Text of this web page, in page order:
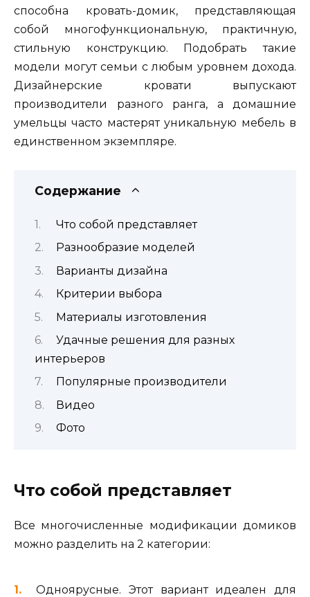
способна кровать-домик, представляющая
собой многофункциональную, практичную,
стильную конструкцию. Подобрать такие
модели могут семьи с любым уровнем дохода.
Дизайнерские кровати выпускают
производители разного ранга, а домашние
умельцы часто мастерят уникальную мебель в
единственном экземпляре.
Содержание
Что собой представляет
Разнообразие моделей
Варианты дизайна
Критерии выбора
Материалы изготовления
Удачные решения для разных
интерьеров
Популярные производители
Видео
Фото
Что собой представляет
Все многочисленные модификации домиков
можно разделить на 2 категории:
Одноярусные. Этот вариант идеален для